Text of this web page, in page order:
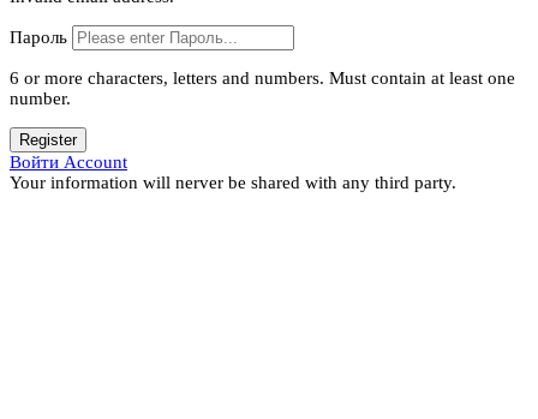
Пароль
6 or more characters, letters and numbers. Must contain at least one
number.
Register
Войти Account
Your information will nerver be shared with any third party.